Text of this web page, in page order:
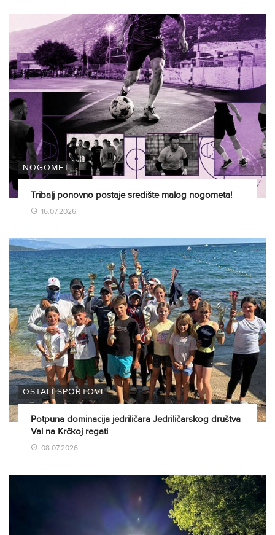
NOGOMET
Tribalj ponovno postaje središte malog nogometa!
16.07.2026
OSTALI SPORTOVI
Potpuna dominacija jedriličara Jedriličarskog društva
Val na Krčkoj regati
08.07.2026